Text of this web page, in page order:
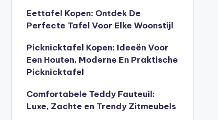
Eettafel Kopen: Ontdek De
Perfecte Tafel Voor Elke Woonstijl
Picknicktafel Kopen: Ideeën Voor
Een Houten, Moderne En Praktische
Picknicktafel
Comfortabele Teddy Fauteuil:
Luxe, Zachte en Trendy Zitmeubels